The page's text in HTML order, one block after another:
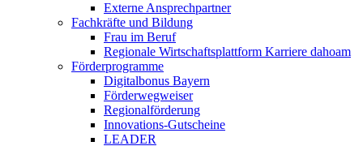
Externe Ansprechpartner
Fachkräfte und Bildung
Frau im Beruf
Regionale Wirtschaftsplattform Karriere dahoam
Förderprogramme
Digitalbonus Bayern
Förderwegweiser
Regionalförderung
Innovations-Gutscheine
LEADER